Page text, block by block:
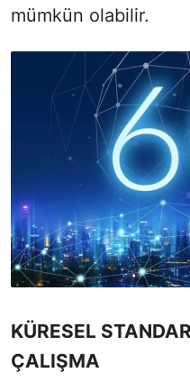
mümkün olabilir.
KÜRESEL
ÇALIŞMA